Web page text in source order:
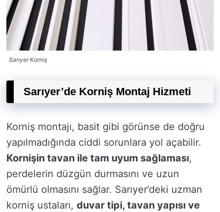
Sarıyer Korniş
Sarıyer’de Korniş Montaj Hizmeti
Korniş montajı, basit gibi görünse de doğru
yapılmadığında ciddi sorunlara yol açabilir.
Kornişin tavan ile tam uyum sağlaması,
perdelerin düzgün durmasını ve uzun
ömürlü olmasını sağlar. Sarıyer’deki uzman
korniş ustaları, duvar tipi, tavan yapısı ve